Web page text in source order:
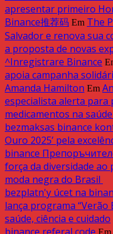
apresentar primeiro
Binance推荐码 Em The
Salvador e renova sua
a proposta de novas
^Inregistrare Binance
apoia campanha
Amanda Hamilton Em
especialista alerta para
medicamentos na
bezmaksas binance
Ouro 2025’ pela
binance
força da diversidade ao
moda negra do Brasil
bezplatn'y úcet na
lança programa “Verão
saúde, ciência e cuidado